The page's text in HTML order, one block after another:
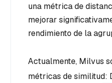
una métrica de
mejorar
rendimiento de la
Actualmente, Milvus
métricas de similitud: